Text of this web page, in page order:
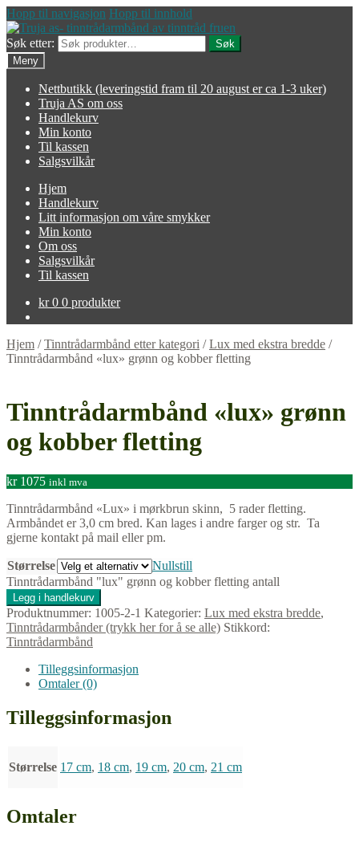
Hopp til navigasjon Hopp til innhold
Søk etter:
Søk
Meny
Nettbutikk (leveringstid fram til 20 august er ca 1-3 uker)
Truja AS om oss
Handlekurv
Min konto
Til kassen
Salgsvilkår
Hjem
Handlekurv
Litt informasjon om våre smykker
Min konto
Om oss
Salgsvilkår
Til kassen
kr0 0 produkter
Hjem /Tinntrådarmbånd etter kategori /Lux med ekstra bredde /
Tinntrådarmbånd «lux» grønn og kobber fletting
Tinntrådarmbånd «lux» grønn
og kobber fletting
kr1075 inkl mva
Tinntrådarmbånd «Lux» i mørkbrun skinn, 5 rader fletting.
Armbåndet er 3,0 cm bred. Kan lages i andre farger og str. Ta
gjerne kontakt på mail eller pm.
Størrelse
Nullstill
Tinntrådarmbånd "lux" grønn og kobber fletting antall
Legg i handlekurv
Produktnummer: 1005-2-1 Kategorier: Lux med ekstra bredde,
Tinntrådarmbånder (trykk her for å se alle) Stikkord:
Tinntrådarmbånd
Tilleggsinformasjon
Omtaler (0)
Tilleggsinformasjon
Størrelse 17 cm, 18 cm, 19 cm, 20 cm, 21 cm
Omtaler